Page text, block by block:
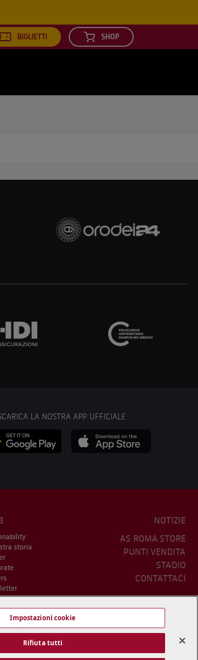
BIGLIETTI SHOP
LA NOSTRA APP UFFICIALE
storia
NOTIZIE
AS ROMA STORE
PUNTI VENDITA
STADIO
CONTATTACI
Dichiarazione di accessibilità Impostazioni cookie
Impostazioni cookie
Rifiuta tutti